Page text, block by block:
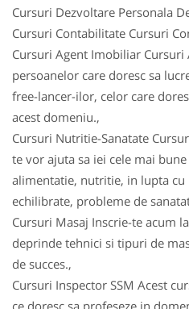
Cursuri Dezvoltare Personala
Cursuri Contabilitate Cursuri
Cursuri Agent Imobiliar
persoanelor care doresc sa
free-lancer-ilor, celor care
acest domeniu.,
Cursuri Nutritie-Sanatate
te vor ajuta sa iei cele mai
alimentatie, nutritie, in lupta cu
echilibrate, probleme de
Cursuri Masaj Inscrie-te acum
deprinde tehnici si tipuri de
de succes.,
Cursuri Inspector SSM Acest
ce doresc sa profeseze in